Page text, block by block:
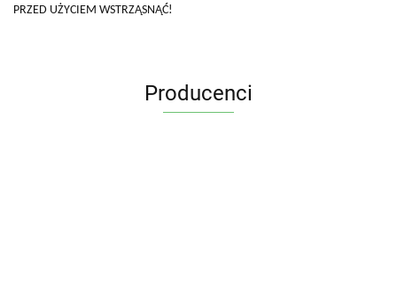
PRZED UŻYCIEM WSTRZĄSNĄĆ!
Producenci